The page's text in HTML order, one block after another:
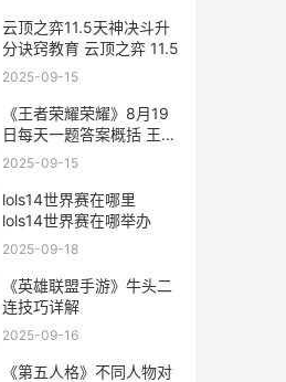
云顶之弈11.5天神决斗升
分诀窍教育 云顶之弈 11.5
2025-09-15
《王者荣耀荣耀》8月19
日每天一题答案概括 王者
荣耀荣耀黄金是什么段位
2025-09-15
lols14世界赛在哪里
lols14世界赛在哪举办
2025-09-18
《英雄联盟手游》牛头二
连技巧详解
2025-09-16
《第五人格》不同人物对